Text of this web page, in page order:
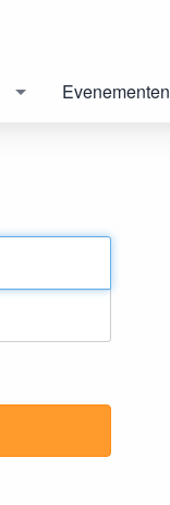
Evenementen